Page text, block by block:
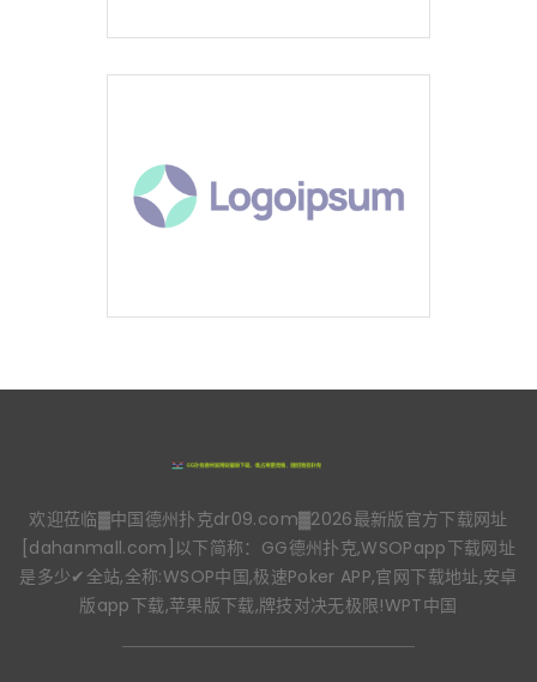
欢迎莅临▓中国德州扑克dr09.com▓2026最新版官方下载网址
[dahanmall.com]以下简称：GG德州扑克,WSOPapp下载网址
是多少✔全站,全称:WSOP中国,极速Poker APP,官网下载地址,安卓
版app下载,苹果版下载,牌技对决无极限!WPT中国